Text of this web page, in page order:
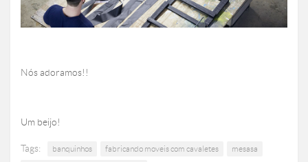
Nós adoramos!!
Um beijo!
Tags: banquinhos fabricando moveis com cavaletes mesasa